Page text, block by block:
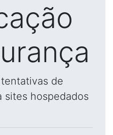
de
sites hospedados